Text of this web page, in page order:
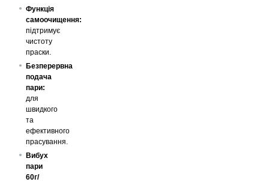
Функція
самоочищення:
підтримує
чистоту
праски.
Безперервна
подача
пари:
для
швидкого
та
ефективного
прасування.
Вибух
пари
60г/